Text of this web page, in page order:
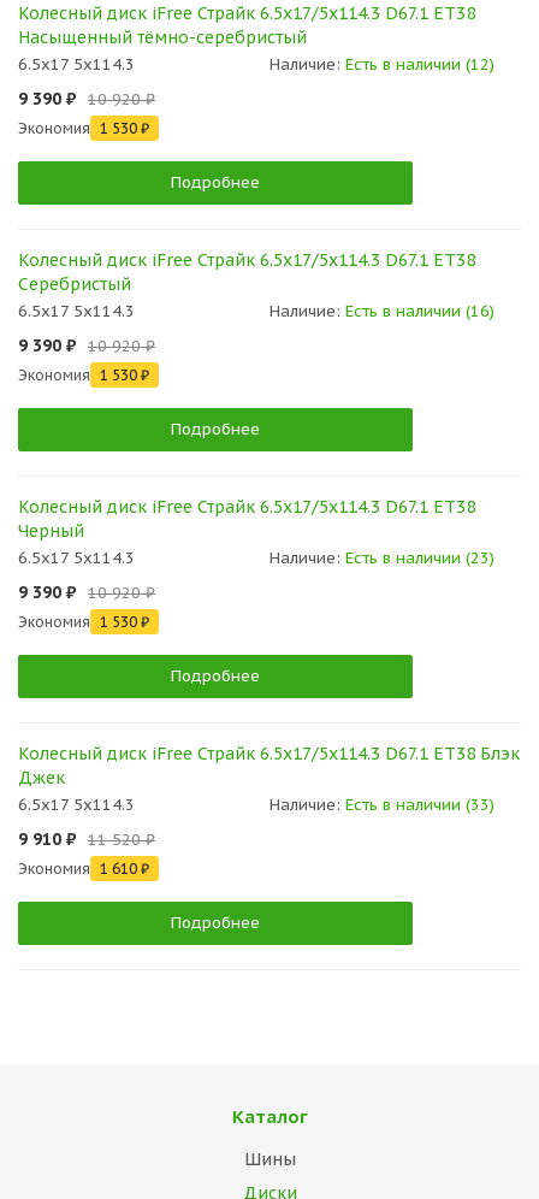
Колесный диск iFree Страйк 6.5x17/5x114.3 D67.1 ET38
Насыщенный тёмно-серебристый
6.5x17 5x114.3 Наличие: Есть в наличии (12)
9 390 ₽ 10 920 ₽
Экономия 1 530 ₽
Подробнее
Колесный диск iFree Страйк 6.5x17/5x114.3 D67.1 ET38
Серебристый
6.5x17 5x114.3 Наличие: Есть в наличии (16)
9 390 ₽ 10 920 ₽
Экономия 1 530 ₽
Подробнее
Колесный диск iFree Страйк 6.5x17/5x114.3 D67.1 ET38
Черный
6.5x17 5x114.3 Наличие: Есть в наличии (23)
9 390 ₽ 10 920 ₽
Экономия 1 530 ₽
Подробнее
Колесный диск iFree Страйк 6.5x17/5x114.3 D67.1 ET38 Блэк
Джек
6.5x17 5x114.3 Наличие: Есть в наличии (33)
9 910 ₽ 11 520 ₽
Экономия 1 610 ₽
Подробнее
Каталог
Шины
Диски